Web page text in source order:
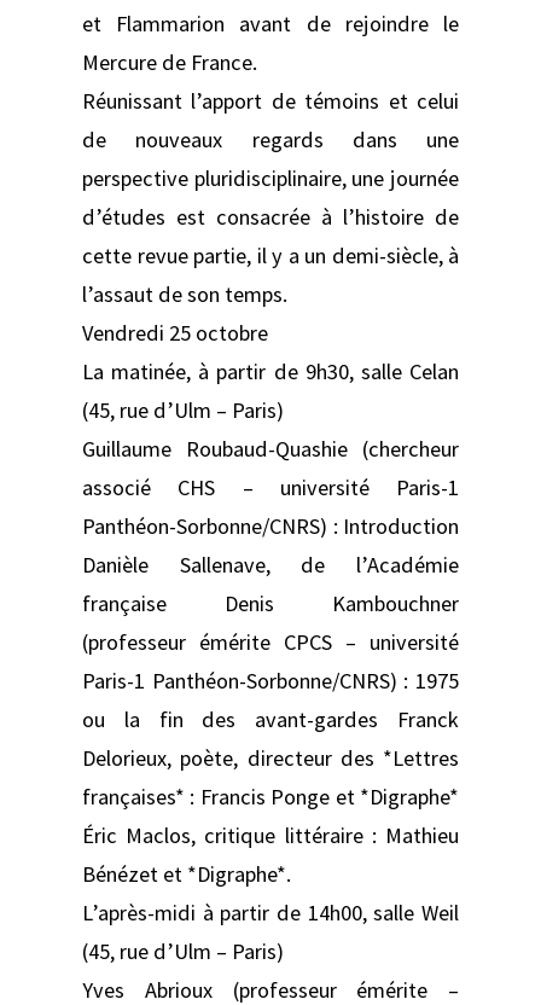
et Flammarion avant de rejoindre le
Mercure de France.
Réunissant l’apport de témoins et celui
de nouveaux regards dans une
perspective pluridisciplinaire, une journée
d’études est consacrée à l’histoire de
cette revue partie, il y a un demi-siècle, à
l’assaut de son temps.
Vendredi 25 octobre
La matinée, à partir de 9h30, salle Celan
(45, rue d’Ulm – Paris)
Guillaume Roubaud-Quashie (chercheur
associé CHS – université Paris-1
Panthéon-Sorbonne/CNRS) : Introduction
Danièle Sallenave, de l’Académie
française Denis Kambouchner
(professeur émérite CPCS – université
Paris-1 Panthéon-Sorbonne/CNRS) : 1975
ou la fin des avant-gardes Franck
Delorieux, poète, directeur des *Lettres
françaises* : Francis Ponge et *Digraphe*
Éric Maclos, critique littéraire : Mathieu
Bénézet et *Digraphe*.
L’après-midi à partir de 14h00, salle Weil
(45, rue d’Ulm – Paris)
Yves Abrioux (professeur émérite –